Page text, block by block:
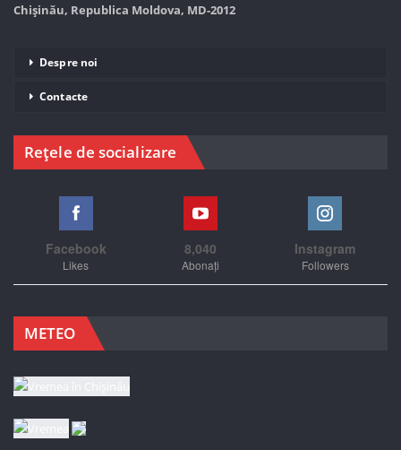
Chișinău, Republica Moldova, MD-2012
Despre noi
Contacte
Rețele de socializare
Facebook
Likes
8,040
Abonați
Instagram
Followers
METEO